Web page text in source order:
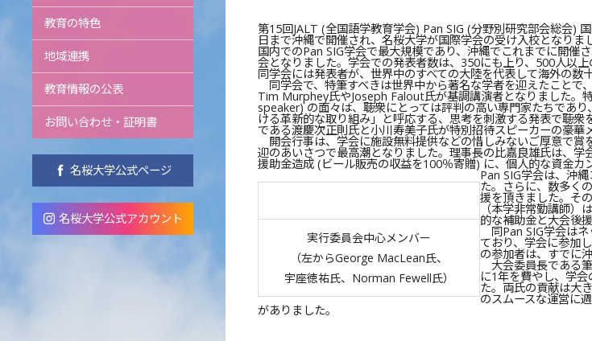
教育の特色
地域連携
教育情報の公表
お問い合わせ・証明書
名桜大学公式ページ
名桜大学公式アカウント
第15回JALT (全国語学教育学会) Pan SIG (分野別研究部会総会)
日まで沖縄で開催され、名桜大学が国際学会の受け入校となりま
国内でのPan SIG学会で最大規模であり、沖縄でこれまでに開催
会となりました。学会での発表者数は、350にも上り、500人以上
同学会には発表者が、世界中のすべての大陸を代表して海外の数
同学会で、特筆すべきは世界中から著名な学者を迎えたことで
Tim Murphey氏やJoseph Falout氏が基調講演者となりました。
speaker) の面々は、聴衆にとっては評判の高い専門家たちであ
ける革新的な取り組み」と呼応する、思考を刺激する発表で聴衆
である渡慶次正則氏と小川寿美子氏が特別招待スピーカーの豪華
開会行事は、学会に施設無料提供などの惜しみないご厚意で賞
迎のあいさつで最高潮となりました。理事長の比嘉良雄氏は、学
援助金造成 (ビール販売の収益を100％寄贈) に、個人的な資金カ
実行委員会中心メンバー
（左からGeorge MacLean氏、
宇座徳祐氏、Norman Fewell氏）
Pan SIG学会は、沖
た。さらに、数多く
援を頂きました。そ
（本学非常勤講師）
的な補助金と大会後
同Pan SIG学会はネ
ており、学会に参加
の参加者は、すでに
大会委員長である
に1年を費やし、学
た。両氏の貢献は大
のスムースな運営に
がありました。